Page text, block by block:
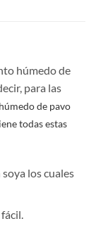
húmedo de
para las
de pavo
todas estas
los cuales